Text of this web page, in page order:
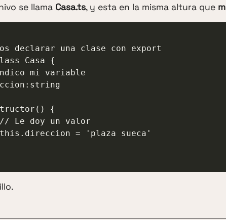
se llama Casa.ts, y esta en la misma altura que
declarar una clase con export
Casa {